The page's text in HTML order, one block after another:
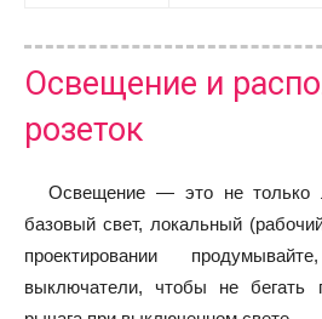
Освещение и
розеток
Освещение — это не только
базовый свет, локальный
проектировании
выключатели, чтобы не бегать